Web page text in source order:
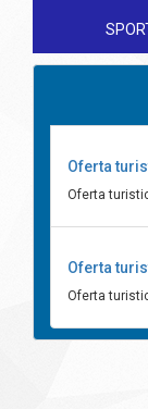
Oferta
Oferta
Oferta
Oferta